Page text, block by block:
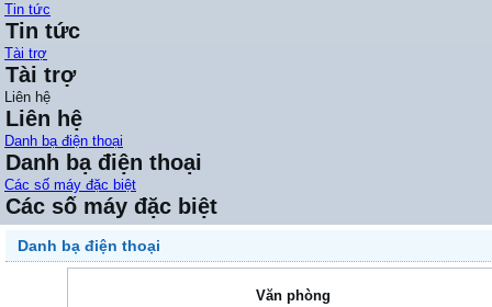
Tin tức
Tin tức
Tài trợ
Tài trợ
Liên hệ
Liên hệ
Danh bạ điện thoại
Danh bạ điện thoại
Các số máy đặc biệt
Các số máy đặc biệt
Danh bạ điện thoại
Văn phòng